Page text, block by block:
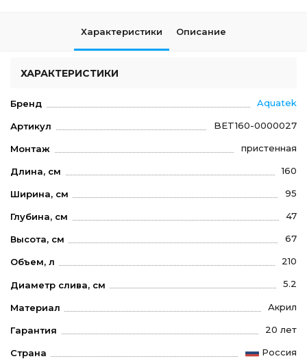
Характеристики Описание
ХАРАКТЕРИСТИКИ
Бренд Aquatek
Артикул BET160-0000027
Монтаж пристенная
Длина, см 160
Ширина, см 95
Глубина, см 47
Высота, см 67
Объем, л 210
Диаметр слива, см 5.2
Материал Акрил
Гарантия 20 лет
Страна Россия